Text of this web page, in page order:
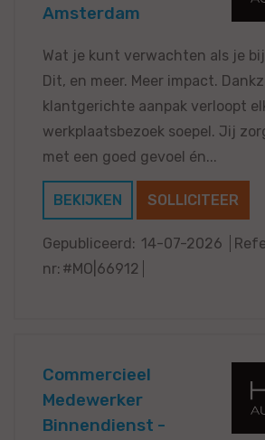
Amsterdam
Wat je kunt verwachten als je
Dit, en meer. Meer impact.
klantgerichte aanpak verloopt
werkplaatsbezoek soepel. Jij
met een goed gevoel én...
BEKIJKEN SOLLICITEER
Gepubliceerd: 14-07-2026
nr: #MO|66912
Commercieel
Medewerker
Binnendienst -